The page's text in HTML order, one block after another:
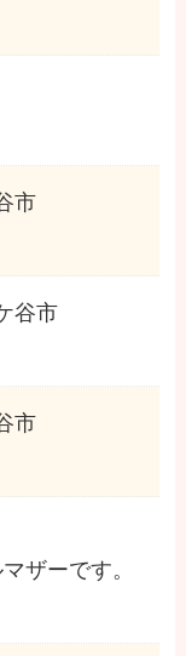
市
谷市
市
ザーです。